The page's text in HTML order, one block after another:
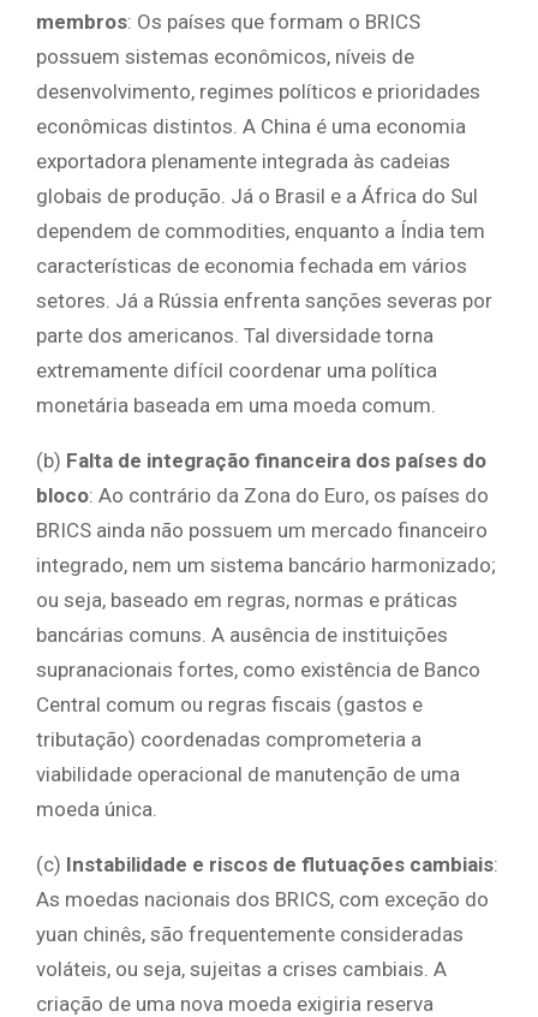
membros: Os países que formam o BRICS
possuem sistemas econômicos, níveis de
desenvolvimento, regimes políticos e prioridades
econômicas distintos. A China é uma economia
exportadora plenamente integrada às cadeias
globais de produção. Já o Brasil e a África do Sul
dependem de commodities, enquanto a Índia tem
características de economia fechada em vários
setores. Já a Rússia enfrenta sanções severas por
parte dos americanos. Tal diversidade torna
extremamente difícil coordenar uma política
monetária baseada em uma moeda comum.
(b) Falta de integração financeira dos países do
bloco: Ao contrário da Zona do Euro, os países do
BRICS ainda não possuem um mercado financeiro
integrado, nem um sistema bancário harmonizado;
ou seja, baseado em regras, normas e práticas
bancárias comuns. A ausência de instituições
supranacionais fortes, como existência de Banco
Central comum ou regras fiscais (gastos e
tributação) coordenadas comprometeria a
viabilidade operacional de manutenção de uma
moeda única.
(c) Instabilidade e riscos de flutuações cambiais:
As moedas nacionais dos BRICS, com exceção do
yuan chinês, são frequentemente consideradas
voláteis, ou seja, sujeitas a crises cambiais. A
criação de uma nova moeda exigiria reserva